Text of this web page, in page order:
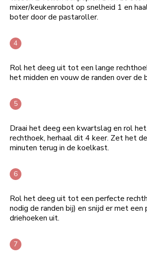
mixer/keukenrobot op snelheid 1 en
boter door de pastaroller.
Rol het deeg uit tot een lange
het midden en vouw de randen over de
Draai het deeg een kwartslag en rol
rechthoek, herhaal dit 4 keer. Zet het
minuten terug in de koelkast.
Rol het deeg uit tot een perfecte
nodig de randen bij) en snijd er met een
driehoeken uit.